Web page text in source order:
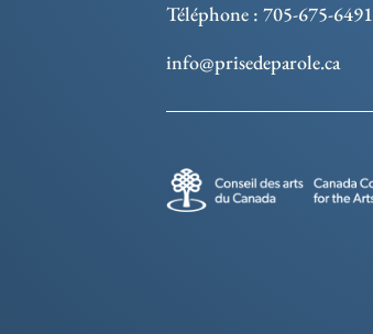
Téléphone : 705-675-6491
info@prisedeparole.ca